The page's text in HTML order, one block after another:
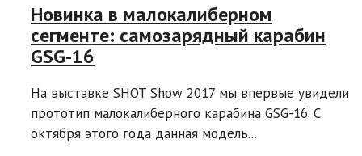
Новинка в малокалиберном
сегменте: самозарядный карабин
GSG-16
На выставке SHOT Show 2017 мы впервые увидели
прототип малокалиберного карабина GSG-16. C
октября этого года данная модель...